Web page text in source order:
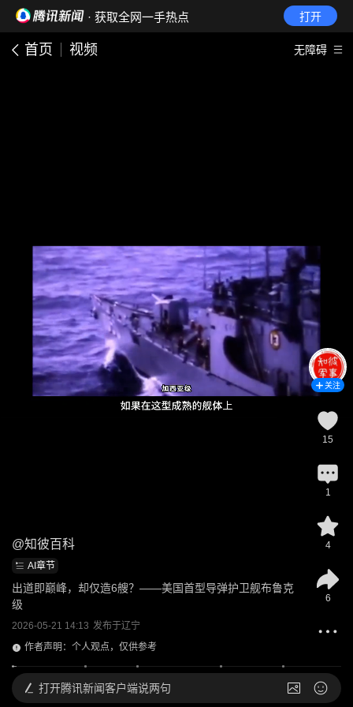
· 获取全网一手热点 打开
首页 视频 无障碍
@知彼百科
AI章节
出道即巅峰，却仅造6艘？——美国首型导弹护卫舰布鲁克
级
2026-05-21 14:13 发布于辽宁
作者声明：个人观点，仅供参考
关注
15
1
4
6
打开腾讯新闻客户端说两句